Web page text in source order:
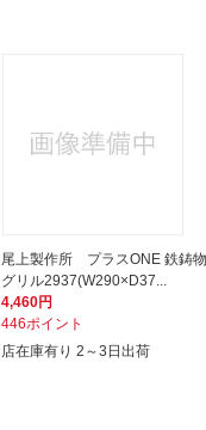
尾上製作所 プラスONE 鉄鋳物
グリル2937(W290×D37...
4,460円
446ポイント
店在庫有り 2～3日出荷